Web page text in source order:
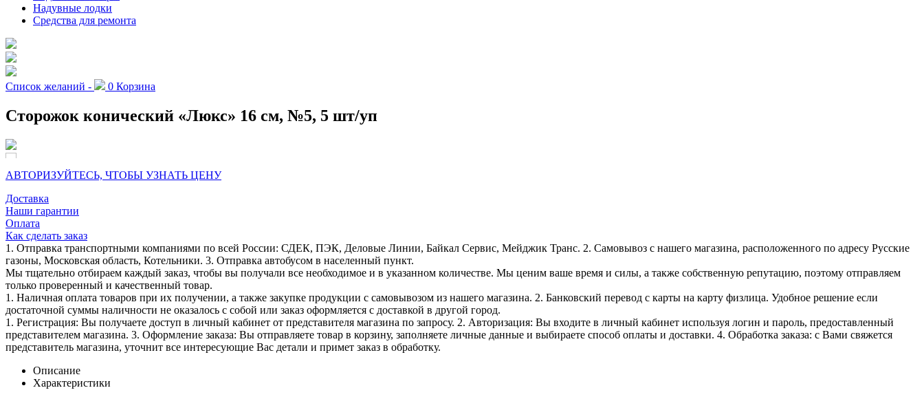
Надувные лодки
Средства для ремонта
Список желаний - 0 Корзина
Сторожок конический «Люкс» 16 см, №5, 5 шт/уп
АВТОРИЗУЙТЕСЬ, ЧТОБЫ УЗНАТЬ ЦЕНУ
Доставка
Наши гарантии
Оплата
Как сделать заказ
1. Отправка транспортными компаниями по всей России: СДЕК, ПЭК, Деловые Линии, Байкал Сервис, Мейджик Транс. 2. Самовывоз с нашего магазина, расположенного по адресу Русские
газоны, Московская область, Котельники. 3. Отправка автобусом в населенный пункт.
Мы тщательно отбираем каждый заказ, чтобы вы получали все необходимое и в указанном количестве. Мы ценим ваше время и силы, а также собственную репутацию, поэтому отправляем
только проверенный и качественный товар.
1. Наличная оплата товаров при их получении, а также закупке продукции с самовывозом из нашего магазина. 2. Банковский перевод с карты на карту физлица. Удобное решение если
достаточной суммы наличности не оказалось с собой или заказ оформляется с доставкой в другой город.
1. Регистрация: Вы получаете доступ в личный кабинет от представителя магазина по запросу. 2. Авторизация: Вы входите в личный кабинет используя логин и пароль, предоставленный
представителем магазина. 3. Оформление заказа: Вы отправляете товар в корзину, заполняете личные данные и выбираете способ оплаты и доставки. 4. Обработка заказа: с Вами свяжется
представитель магазина, уточнит все интересующие Вас детали и примет заказ в обработку.
Описание
Характеристики